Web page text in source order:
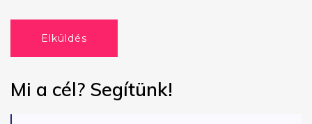
Elküldés
Mi a cél? Segítünk!